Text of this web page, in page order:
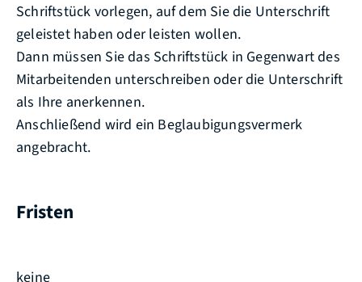
Schriftstück vorlegen, auf dem Sie die Unterschrift
geleistet haben oder leisten wollen.
Dann müssen Sie das Schriftstück in Gegenwart des
Mitarbeitenden unterschreiben oder die Unterschrift
als Ihre anerkennen.
Anschließend wird ein Beglaubigungsvermerk
angebracht.
Fristen
keine